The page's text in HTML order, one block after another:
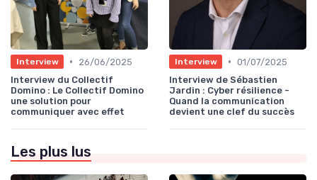
Interview •
26/06/2025
Interview du Collectif
Domino : Le Collectif Domino
une solution pour
communiquer avec effet
Interview • 01/07/2025
Interview de Sébastien
Jardin : Cyber résilience -
Quand la communication
devient une clef du succès
Les plus lus